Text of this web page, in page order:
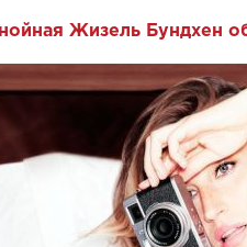
Жизель Бундхен